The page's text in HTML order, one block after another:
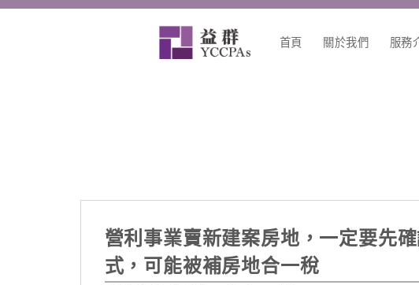
跳
首頁 關於我們 服務
營利事業賣新建案房地，一定要先
式，可能被補房地合一稅